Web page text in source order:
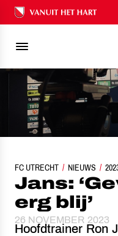
Ons nalatenschap
FC UTRECHT NIEUWS
Jans:
erg blij’
26 NOVEMBER 2023
Hoofdtrainer Ron